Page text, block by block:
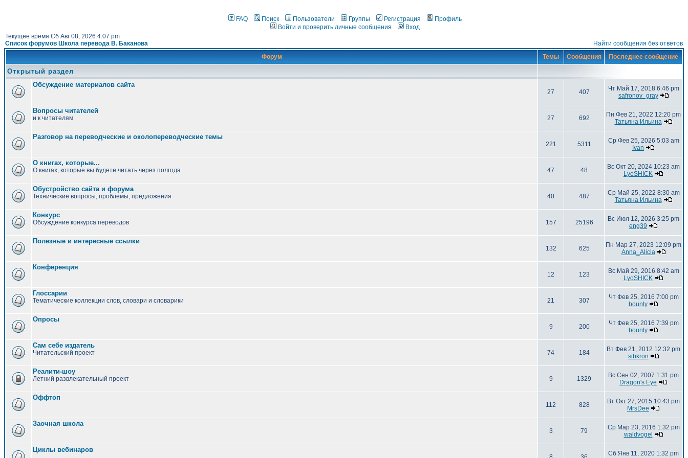
FAQ Поиск Пользователи Группы Регистрация
Профиль
Войти и проверить личные сообщения
Вход
Текущее время Сб Авг 08, 2026 4:07 pm
Список форумов Школа перевода В. Баканова
Найти сообщения без ответов
Форум
Темы Сообщения Последнее сообщение
Открытый раздел
Обсуждение материалов сайта
27 407
Чт Май 17, 2018 6:46 pm
safronov_gray
Вопросы читателей
и к читателям 27 692
Пн Фев 21, 2022 12:20 pm
Татьяна Ильина
Разговор на переводческие и околопереводческие темы
221 5311
Ср Фев 25, 2026 5:03 am
Ivan
О книгах, которые...
О книгах, которые вы будете читать через полгода 47 48
Вс Окт 20, 2024 10:23 am
LyoSHICK
Обустройство сайта и форума
Технические вопросы, проблемы, предложения 40 487
Ср Май 25, 2022 8:30 am
Татьяна Ильина
Конкурс
Обсуждение конкурса переводов 157 25196
Вс Июл 12, 2026 3:25 pm
eng39
Полезные и интересные ссылки
132 625
Пн Мар 27, 2023 12:09 pm
Anna_Alicia
Конференция
12 123
Вс Май 29, 2016 8:42 am
LyoSHICK
Глоссарии
Тематические коллекции слов, словари и словарики 21 307
Чт Фев 25, 2016 7:00 pm
bounty
Опросы
9 200
Чт Фев 25, 2016 7:39 pm
bounty
Сам себе издатель
Читательский проект 74 184
Вт Фев 21, 2012 12:32 pm
sibkron
Реалити-шоу
Летний развлекательный проект 9 1329
Вс Сен 02, 2007 1:31 pm
Dragon's Eye
Оффтоп
112 828
Вт Окт 27, 2015 10:43 pm
MrsDee
Заочная школа
3 79
Ср Мар 23, 2016 1:32 pm
waldvogel
Циклы вебинаров
Сб Янв 11, 2020 1:32 pm